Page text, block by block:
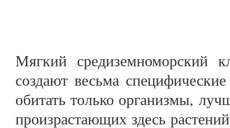
Мягкий средиземноморский
создают весьма
обитать только организмы,
произрастающих здесь